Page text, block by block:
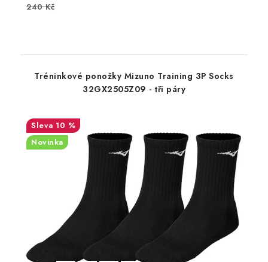
240 Kč
Tréninkové ponožky Mizuno Training 3P Socks
32GX2505Z09 - tři páry
10 %
Novinka